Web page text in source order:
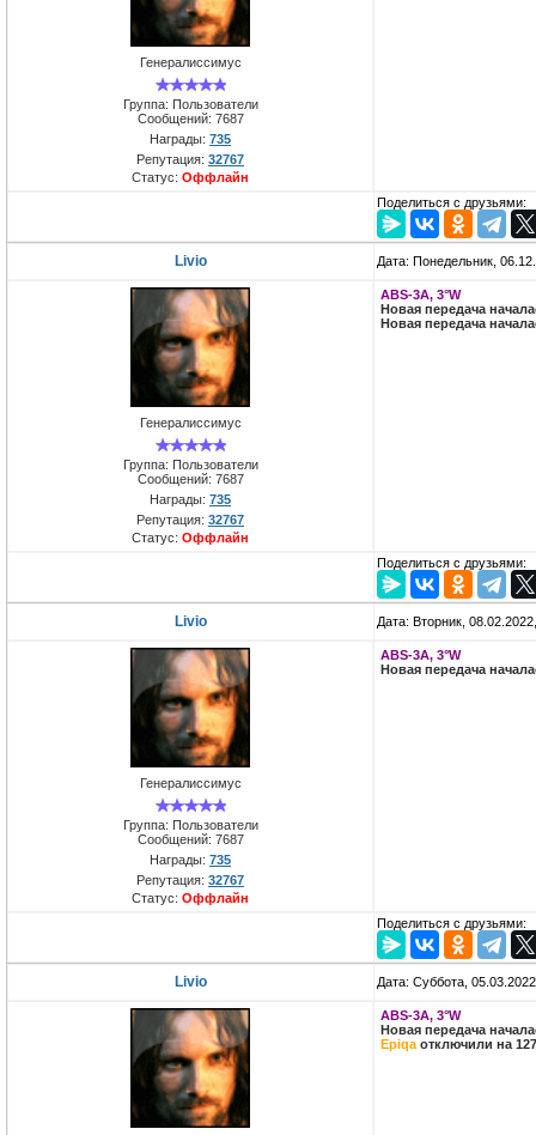
Генералиссимус
Группа: Пользователи
Сообщений: 7687
Награды: 735
Репутация: 32767
Статус: Оффлайн
Поделиться с друзьями:
Livio Дата: Понедельник,
Генералиссимус
Группа: Пользователи
Сообщений: 7687
Награды: 735
Репутация: 32767
Статус: Оффлайн
ABS-3A, 3°W
Новая передача
Новая передача
Поделиться с друзьями:
Livio Дата: Вторник,
Генералиссимус
Группа: Пользователи
Сообщений: 7687
Награды: 735
Репутация: 32767
Статус: Оффлайн
ABS-3A, 3°W
Новая передача
Поделиться с друзьями:
Livio Дата: Суббота,
ABS-3A, 3°W
Новая передача
Epiqa отключили на